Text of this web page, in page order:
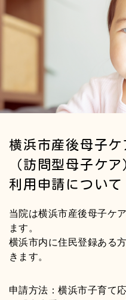
横浜市産後母子ケ
（訪問型母子ケア
利用申請について
当院は横浜市産後母子ケ
ます。
横浜市内に住民登録ある
きます。
申請方法：横浜市子育て